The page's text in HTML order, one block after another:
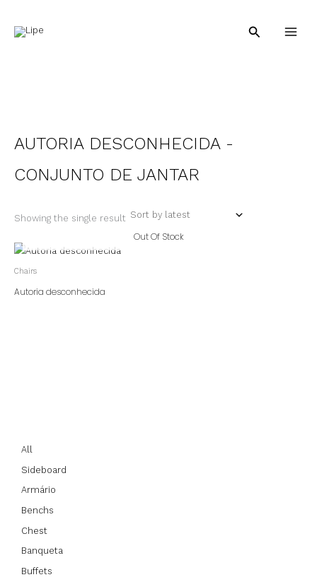
content
Pesquisar
All
Sideboard
Armário
Benchs
Chest
Banqueta
Buffets
AUTORIA DESCONHECIDA -
CONJUNTO DE JANTAR
Showing the single result
Out Of Stock
Chairs
Autoria desconhecida